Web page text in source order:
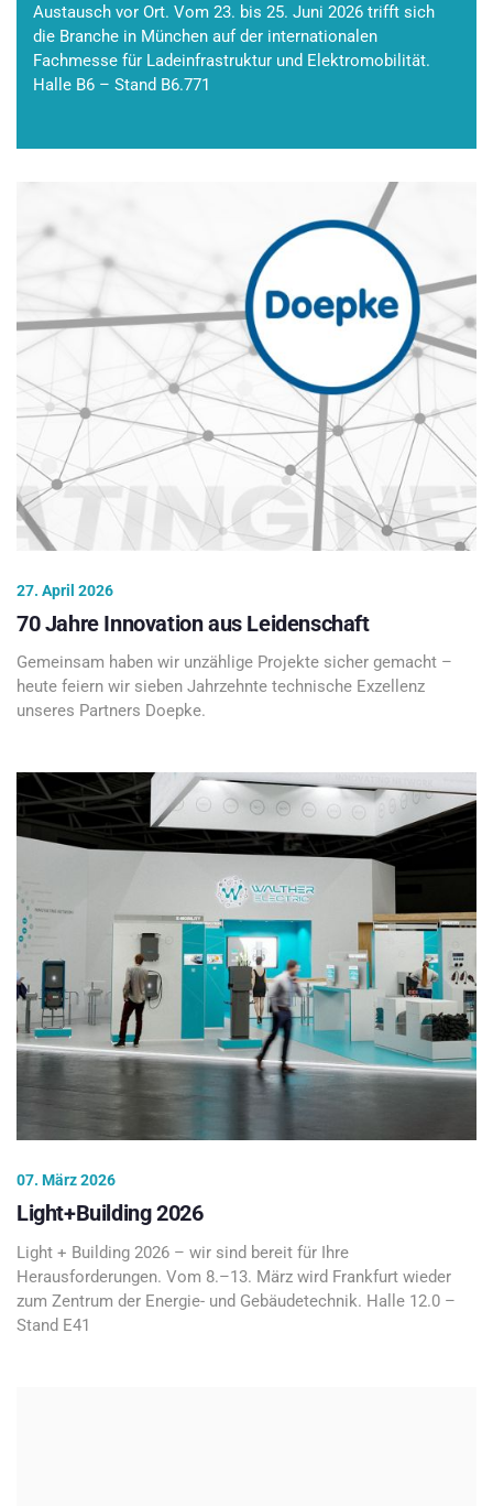
Austausch vor Ort. Vom 23. bis 25. Juni 2026 trifft sich
die Branche in München auf der internationalen
Fachmesse für Ladeinfrastruktur und Elektromobilität.
Halle B6 – Stand B6.771
27. April 2026
70 Jahre Innovation aus Leidenschaft
Gemeinsam haben wir unzählige Projekte sicher gemacht –
heute feiern wir sieben Jahrzehnte technische Exzellenz
unseres Partners Doepke.
07. März 2026
Light+Building 2026
Light + Building 2026 – wir sind bereit für Ihre
Herausforderungen. Vom 8.–13. März wird Frankfurt wieder
zum Zentrum der Energie- und Gebäudetechnik. Halle 12.0 –
Stand E41